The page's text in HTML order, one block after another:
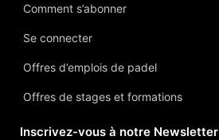
Comment s’abonner
Se connecter
Offres d’emplois de padel
Offres de stages et formations
Inscrivez-vous à notre Newsletter